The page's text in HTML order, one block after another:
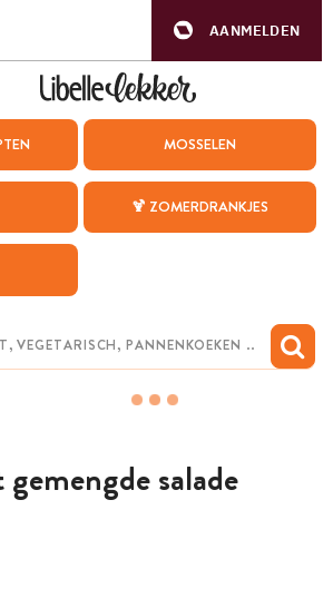
AANMELDEN
MOSSELEN
🍹 ZOMERDRANKJES
salade